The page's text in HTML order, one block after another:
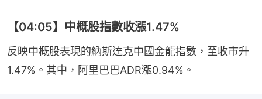
【04:05】中概股指數收漲1.47%
反映中概股表現的納斯達克中國金龍指數，至收市升
1.47%。其中，阿里巴巴ADR漲0.94%。